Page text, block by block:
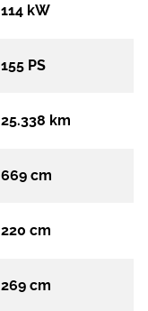
114 kW
155 PS
25.338 km
669 cm
220 cm
269 cm